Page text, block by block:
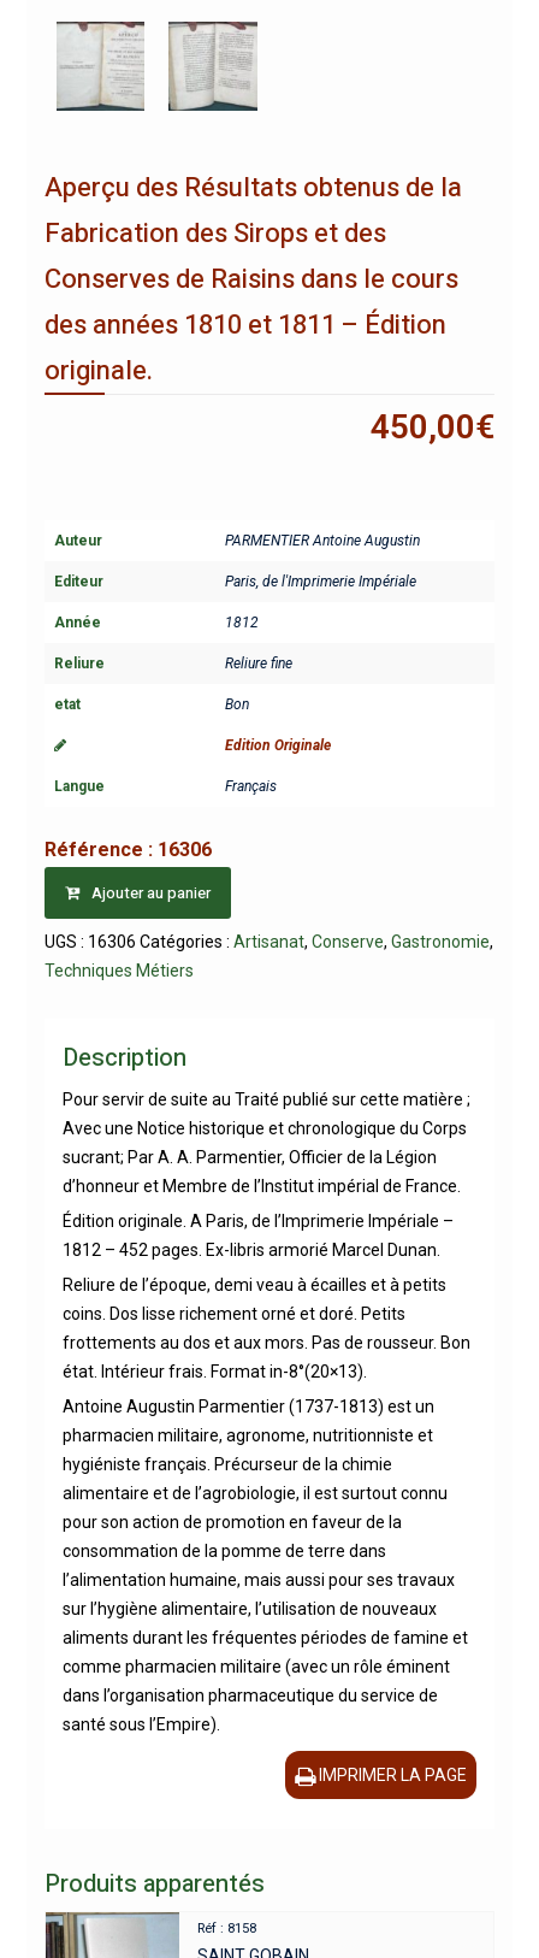
Aperçu des Résultats obtenus de la
Fabrication des Sirops et des
Conserves de Raisins dans le cours
des années 1810 et 1811 – Édition
originale.
450,00€
Auteur PARMENTIER Antoine Augustin
Editeur Paris, de l'Imprimerie Impériale
Année 1812
Reliure Reliure fine
etat Bon
Edition Originale
Langue Français
Référence : 16306
Ajouter au panier
UGS : 16306 Catégories : Artisanat, Conserve, Gastronomie,
Techniques Métiers
Description
Pour servir de suite au Traité publié sur cette matière ;
Avec une Notice historique et chronologique du Corps
sucrant; Par A. A. Parmentier, Officier de la Légion
d’honneur et Membre de l’Institut impérial de France.
Édition originale. A Paris, de l’Imprimerie Impériale –
1812 – 452 pages. Ex-libris armorié Marcel Dunan.
Reliure de l’époque, demi veau à écailles et à petits
coins. Dos lisse richement orné et doré. Petits
frottements au dos et aux mors. Pas de rousseur. Bon
état. Intérieur frais. Format in-8°(20×13).
Antoine Augustin Parmentier (1737-1813) est un
pharmacien militaire, agronome, nutritionniste et
hygiéniste français. Précurseur de la chimie
alimentaire et de l’agrobiologie, il est surtout connu
pour son action de promotion en faveur de la
consommation de la pomme de terre dans
l’alimentation humaine, mais aussi pour ses travaux
sur l’hygiène alimentaire, l’utilisation de nouveaux
aliments durant les fréquentes périodes de famine et
comme pharmacien militaire (avec un rôle éminent
dans l’organisation pharmaceutique du service de
santé sous l’Empire).
IMPRIMER LA PAGE
Produits apparentés
Réf : 8158